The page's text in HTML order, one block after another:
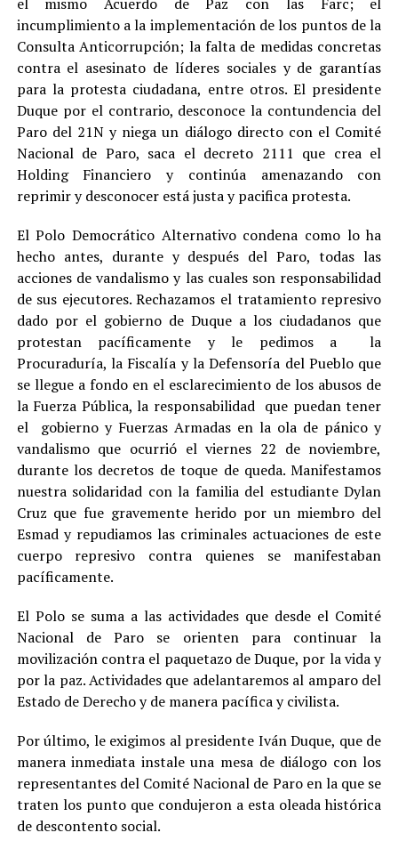
incumplimiento a la implementación de los puntos de la
Consulta Anticorrupción; la falta de medidas concretas
contra el asesinato de líderes sociales y de garantías
para la protesta ciudadana, entre otros. El presidente
Duque por el contrario, desconoce la contundencia del
Paro del 21N y niega un diálogo directo con el Comité
Nacional de Paro, saca el decreto 2111 que crea el
Holding Financiero y continúa amenazando con
reprimir y desconocer está justa y pacifica protesta.
El Polo Democrático Alternativo condena como lo ha
hecho antes, durante y después del Paro, todas las
acciones de vandalismo y las cuales son responsabilidad
de sus ejecutores. Rechazamos el tratamiento represivo
dado por el gobierno de Duque a los ciudadanos que
protestan pacíficamente y le pedimos a la
Procuraduría, la Fiscalía y la Defensoría del Pueblo que
se llegue a fondo en el esclarecimiento de los abusos de
la Fuerza Pública, la responsabilidad que puedan tener
el gobierno y Fuerzas Armadas en la ola de pánico y
vandalismo que ocurrió el viernes 22 de noviembre,
durante los decretos de toque de queda. Manifestamos
nuestra solidaridad con la familia del estudiante Dylan
Cruz que fue gravemente herido por un miembro del
Esmad y repudiamos las criminales actuaciones de este
cuerpo represivo contra quienes se manifestaban
pacíficamente.
El Polo se suma a las actividades que desde el Comité
Nacional de Paro se orienten para continuar la
movilización contra el paquetazo de Duque, por la vida y
por la paz. Actividades que adelantaremos al amparo del
Estado de Derecho y de manera pacífica y civilista.
Por último, le exigimos al presidente Iván Duque, que de
manera inmediata instale una mesa de diálogo con los
representantes del Comité Nacional de Paro en la que se
traten los punto que condujeron a esta oleada histórica
de descontento social.